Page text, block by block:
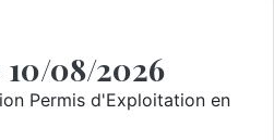
08/2026
Permis d'Exploitation en